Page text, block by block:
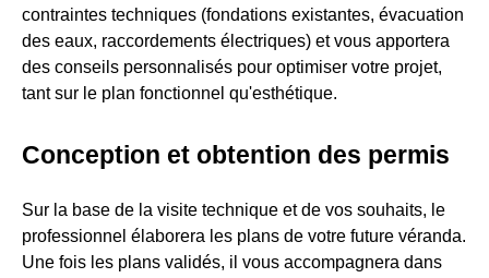
contraintes techniques (fondations existantes, évacuation
des eaux, raccordements électriques) et vous apportera
des conseils personnalisés pour optimiser votre projet,
tant sur le plan fonctionnel qu'esthétique.
Conception et obtention des permis
Sur la base de la visite technique et de vos souhaits, le
professionnel élaborera les plans de votre future véranda.
Une fois les plans validés, il vous accompagnera dans